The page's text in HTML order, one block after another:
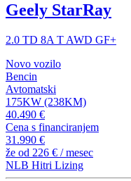
Geely StarRay
2.0 TD 8A T AWD GF+
Novo vozilo
Bencin
Avtomatski
175KW (238KM)
40.490 €
Cena s financiranjem
31.990 €
že od 226 € / mesec
NLB Hitri Lizing